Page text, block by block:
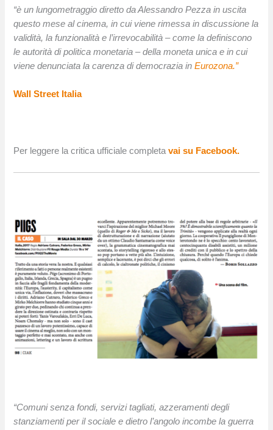
“è un lungometraggio diretto da Alessandro Pezza in uscita
questo mese al cinema, in cui viene rimessa in discussione la
validità, la funzionalità e l’irrevocabilità – come la definiscono
le autorità di politica monetaria – della moneta unica e in cui
viene denunciata la carenza di democrazia inEurozona.”
Wall Street Italia
Per leggere la critica ufficiale completavai su Facebook.
“Comuni senza fondi, servizi tagliati, azzeramenti degli
stanziamenti per il sociale e dietro l’angolo incombe la guerra